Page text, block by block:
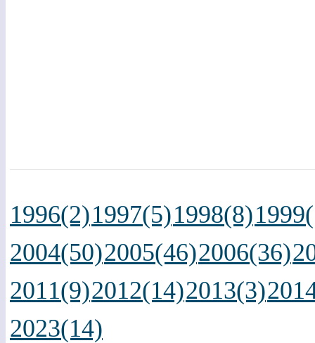
1996(2)1997(5)1998(8)
2004(50)2005(46)2006(36)
2011(9)2012(14)2013(3)
2023(14)